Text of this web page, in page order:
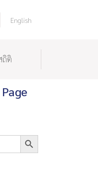
English
ถิติ
Search Button